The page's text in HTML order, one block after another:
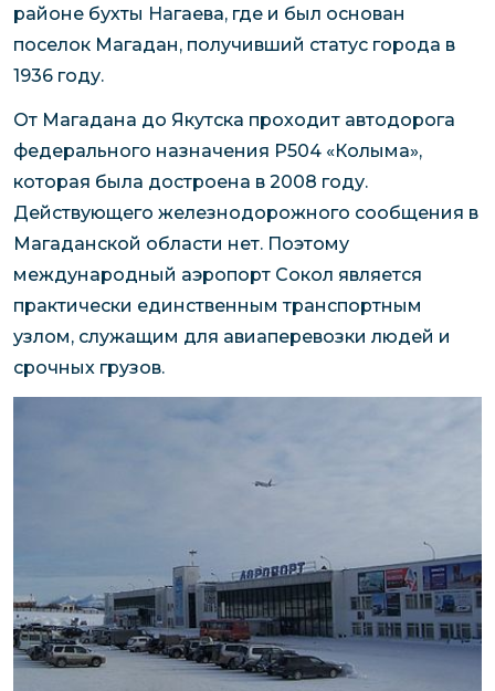
районе бухты Нагаева, где и был основан
поселок Магадан, получивший статус города в
1936 году.
От Магадана до Якутска проходит автодорога
федерального назначения Р504 «Колыма»,
которая была достроена в 2008 году.
Действующего железнодорожного сообщения в
Магаданской области нет. Поэтому
международный аэропорт Сокол является
практически единственным транспортным
узлом, служащим для авиаперевозки людей и
срочных грузов.